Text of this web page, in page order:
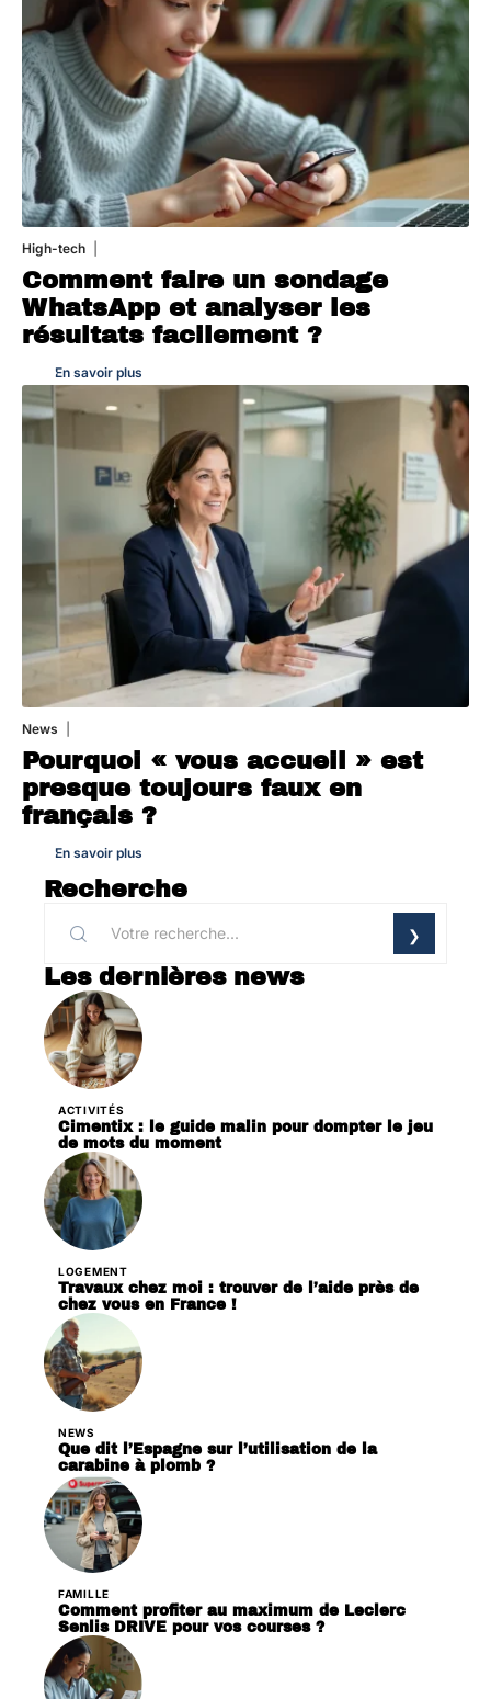
High-tech
Comment faire un sondage
WhatsApp et analyser les
résultats facilement ?
En savoir plus
News
Pourquoi « vous accueil » est
presque toujours faux en
français ?
En savoir plus
Recherche
Les dernières news
ACTIVITÉS
Cimentix : le guide malin pour dompter le jeu
de mots du moment
LOGEMENT
Travaux chez moi : trouver de l’aide près de
chez vous en France !
NEWS
Que dit l’Espagne sur l’utilisation de la
carabine à plomb ?
FAMILLE
Comment profiter au maximum de Leclerc
Senlis DRIVE pour vos courses ?